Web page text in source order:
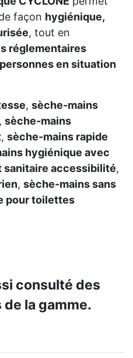
façon hygiénique,
, tout en
réglementaires
en situation
, sèche-mains
, sèche-mains
, sèche-mains rapide
hygiénique avec
sanitaire accessibilité,
, sèche-mains sans
pour toilettes
consulté des
la gamme.